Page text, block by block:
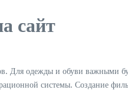
сайт
Для одежды и обуви важными
системы. Создание